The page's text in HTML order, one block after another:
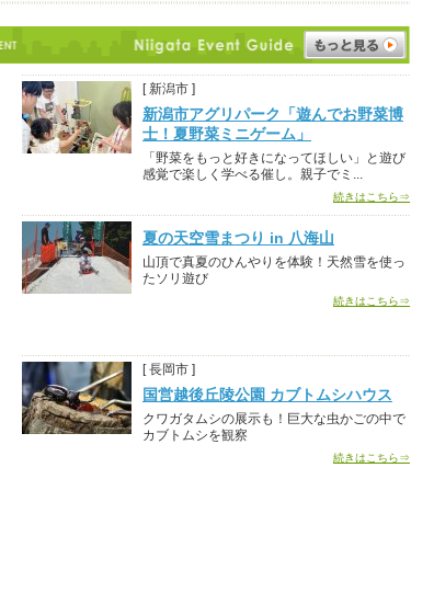
[ 新潟市 ]
新潟市アグリパーク「遊んでお野菜博
士！夏野菜ミニゲーム」
「野菜をもっと好きになってほしい」と遊び
感覚で楽しく学べる催し。親子でミ...
続きはこちら⇒
夏の天空雪まつり in 八海山
山頂で真夏のひんやりを体験！天然雪を使っ
たソリ遊び
続きはこちら⇒
[ 長岡市 ]
国営越後丘陵公園 カブトムシハウス
クワガタムシの展示も！巨大な虫かごの中で
カブトムシを観察
続きはこちら⇒